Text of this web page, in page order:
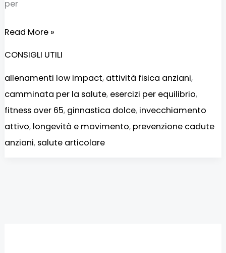
per
Read More »
CONSIGLI UTILI
allenamenti low impact, attività fisica anziani,
camminata per la salute, esercizi per equilibrio,
fitness over 65, ginnastica dolce, invecchiamento
attivo, longevità e movimento, prevenzione cadute
anziani, salute articolare